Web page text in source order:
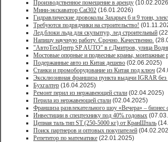
Производственное помещение в аренду
Мини-экскаватор Cat302 (16.01.2026)
Гидравлические дровоколы Захарыч 6 и 9 тонн,
Требуются подрядчики на строительство!
Лед,блоки льда для скульптур, лед строительный
Напишу научную работу. Срочно. Качественно.
"АвтоТехЦентр SP AUTO" в г.Дмитров, улица
Мостовые опорные и подвесные краны, монтажные
Подержанные авто из Китая дешево (02.06.2025)
Станки и промоборудование из Китая под ключ
Эксклюзивная франшиза пункта выдачи IGRAR без
Бухгалтер (16.04.2025)
Ремонт перил из нержавеющей стали (02.04.2025)
Перила из нержавеющей стали (02.04.2025)
Франшиза развлекательного шоу «Вечера» –
Инвестиции в спецтехнику под 40% годовых
Цепная таль тип ST (250-5000 кг) от КранШталь
Поиск партнеров и оптовых покупателей
Репетитор по математике (22.01.2025)